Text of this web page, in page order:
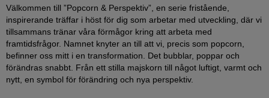
Välkommen till ”Popcorn & Perspektiv” en serie fristående,
inspirerande träffar i höst för dig som arbetar med utveckling, där vi
tillsammans tränar våra förmågor kring att arbeta med
framtidsfrågor. Namnet knyter an till att vi
precis som popcorn
befinner oss mitt i en transformation. Det bubblar, poppar och
förändras snabbt. Från ett stilla majskorn till något luftigt, varmt och
nytt en symbol för förändring och nya perspektiv.